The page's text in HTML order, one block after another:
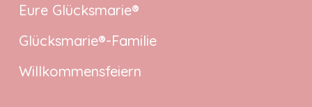
Eure Glücksmarie®
Glücksmarie®-Familie
Willkommensfeiern